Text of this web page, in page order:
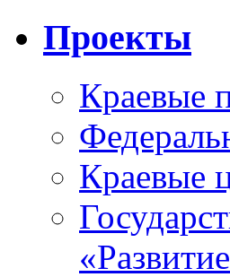
Проекты
Краевые
Краевые